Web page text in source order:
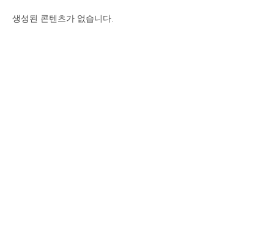
생성된 콘텐츠가 없습니다.